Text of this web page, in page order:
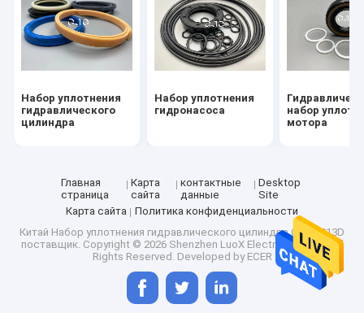
Домой
Продукты
Набор уплотнения
гидравлического
цилиндра
Набор уплотнения
гидронасоса
набор
мотора
Главная
страница
Карта
сайта
контактные
данные
Desktop
Site
Карта сайта
Политика конфиденциальности
Китай Набор уплотнения гидравлического цилиндра CAT-E313D
поставщик. Copyright © 2026 Shenzhen LuoX Electric Co., Ltd.. All
Rights Reserved. Developed by ECER